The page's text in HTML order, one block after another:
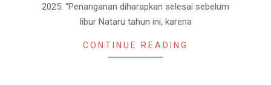
2025. “Penanganan diharapkan selesai sebelum
libur Nataru tahun ini, karena
CONTINUE READING